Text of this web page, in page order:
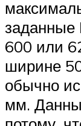
600 или
ширине
обычно
мм.